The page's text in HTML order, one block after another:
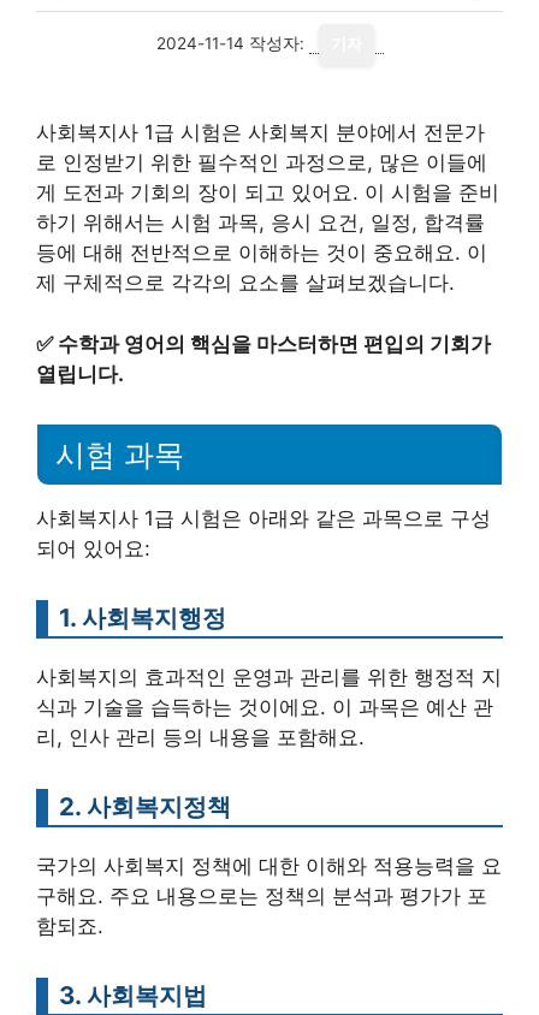
2024-11-14 작성자:
사회복지사 1급 시험은 사회복지 분야에서 전문가
로 인정받기 위한 필수적인 과정으로, 많은 이들에
게 도전과 기회의 장이 되고 있어요. 이 시험을 준비
하기 위해서는 시험 과목, 응시 요건, 일정, 합격률
등에 대해 전반적으로 이해하는 것이 중요해요. 이
제 구체적으로 각각의 요소를 살펴보겠습니다.
✅ 수학과 영어의 핵심을 마스터하면 편입의 기회가
열립니다.
시험 과목
사회복지사 1급 시험은 아래와 같은 과목으로 구성
되어 있어요:
1. 사회복지행정
사회복지의 효과적인 운영과 관리를 위한 행정적 지
식과 기술을 습득하는 것이에요. 이 과목은 예산 관
리, 인사 관리 등의 내용을 포함해요.
2. 사회복지정책
국가의 사회복지 정책에 대한 이해와 적용능력을 요
구해요. 주요 내용으로는 정책의 분석과 평가가 포
함되죠.
3. 사회복지법